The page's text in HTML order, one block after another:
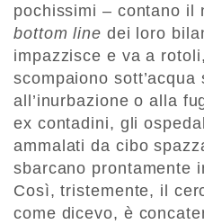
pochissimi – contano il
bottom line dei loro
impazzisce e va a
scompaiono sott’acqua
all’inurbazione o alla
ex contadini, gli
ammalati da cibo
sbarcano prontamente
Così, tristemente, il
come dicevo, è